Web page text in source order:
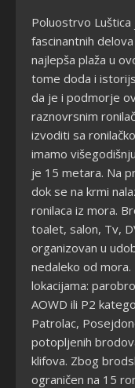
Poluostrvo
fascinantnih
najlepša plaža u
tome doda i
da je i podmorje
raznovrsnim
izvoditi sa
imamo
je 15 metara. Na
dok se na krmi
ronilaca iz mora.
toalet, salon, Tv,
organizovan u
nedaleko od mora.
lokacijama:
AOWD ili P2
Patrolac,
potopljenih
klifova. Zbog
ograničen na 15